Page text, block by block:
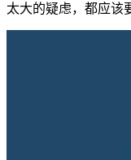
太大的疑虑，都应该